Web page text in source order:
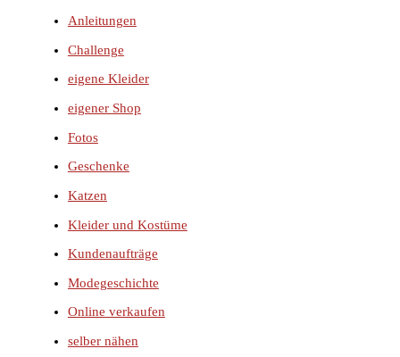
Anleitungen
Challenge
eigene Kleider
eigener Shop
Fotos
Geschenke
Katzen
Kleider und Kostüme
Kundenaufträge
Modegeschichte
Online verkaufen
selber nähen